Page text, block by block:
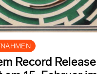
Record Release